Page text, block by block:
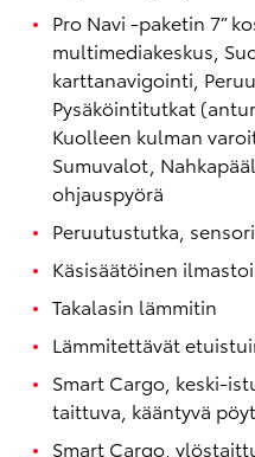
Pro Navi -paketin 7”
multimediakeskus,
karttanavigointi,
Pysäköintitutkat
Kuolleen kulman
Sumuvalot,
ohjauspyörä
Peruutustutka,
Käsisäätöinen
Takalasin lämmitin
Lämmitettävät
Smart Cargo, keski-
taittuva, kääntyvä
Smart Cargo,